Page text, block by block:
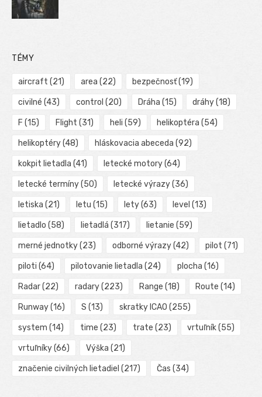
TÉMY
aircraft (21) area (22) bezpečnosť(19)
civilné (43) control (20) Dráha (15) dráhy(18)
F (15) Flight (31) heli (59) helikoptéra (54)
helikoptéry(48) hláskovacia abeceda (92)
kokpit lietadla (41) letecké motory(64)
letecké termíny(50) letecké výrazy(36)
letiska (21) letu (15) lety(63) level (13)
lietadlo (58) lietadlá (317) lietanie (59)
merné jednotky(23) odborné výrazy(42) pilot (71)
piloti (64) pilotovanie lietadla (24) plocha (16)
Radar(22) radary(223) Range (18) Route (14)
Runway(16) S (13) skratky ICAO (255)
system (14) time (23) trate (23) vrtuľník(55)
vrtuľníky(66) Výška (21)
značenie civilných lietadiel (217) Čas (34)